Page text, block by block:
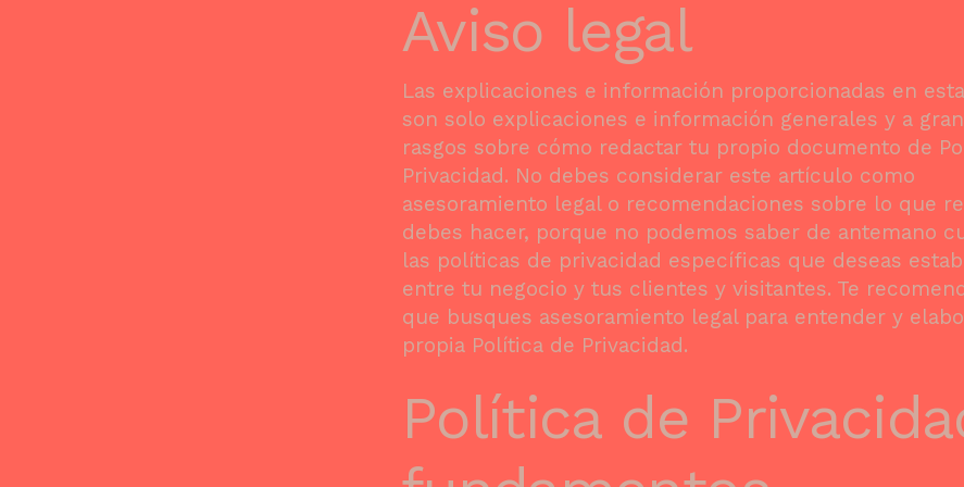
Aviso legal
Las explicaciones e información proporcionadas en
son solo explicaciones e información generales y a
rasgos sobre cómo redactar tu propio documento de
Privacidad. No debes considerar este artículo como
asesoramiento legal o recomendaciones sobre lo que
debes hacer, porque no podemos saber de antemano
las políticas de privacidad específicas que deseas
entre tu negocio y tus clientes y visitantes. Te
que busques asesoramiento legal para entender y
propia Política de Privacidad.
Política de